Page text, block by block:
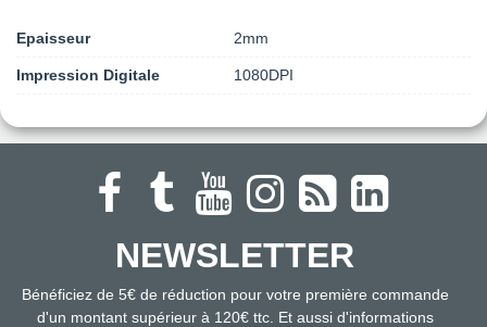
Epaisseur 2mm
Impression Digitale 1080DPI
NEWSLETTER
Bénéficiez de 5€ de réduction pour votre première commande
d'un montant supérieur à 120€ ttc. Et aussi d'informations